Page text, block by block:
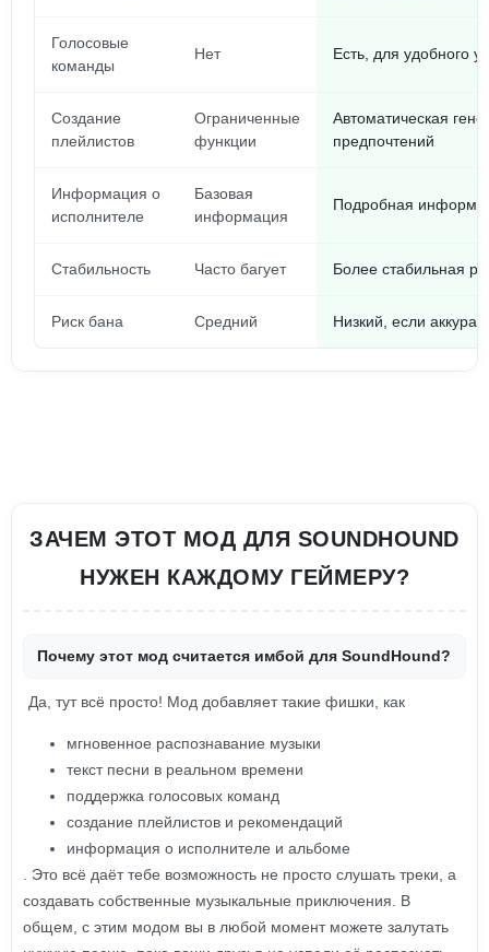
Голосовые
команды
Нет Есть, для удобного
Создание
плейлистов
Ограниченные
функции
Автоматическая
предпочтений
Информация о
исполнителе
Базовая
информация
Подробная
Стабильность Часто багует Более стабильная
Риск бана Средний Низкий, если
ЗАЧЕМ ЭТОТ МОД ДЛЯ SOUNDHOUND
НУЖЕН КАЖДОМУ ГЕЙМЕРУ?
Почему этот мод считается имбой для SoundHound?
Да, тут всё просто! Мод добавляет такие фишки, как
мгновенное распознавание музыки
текст песни в реальном времени
поддержка голосовых команд
создание плейлистов и рекомендаций
информация о исполнителе и альбоме
. Это всё даёт тебе возможность не просто слушать треки, а
создавать собственные музыкальные приключения. В
общем, с этим модом вы в любой момент можете залутать